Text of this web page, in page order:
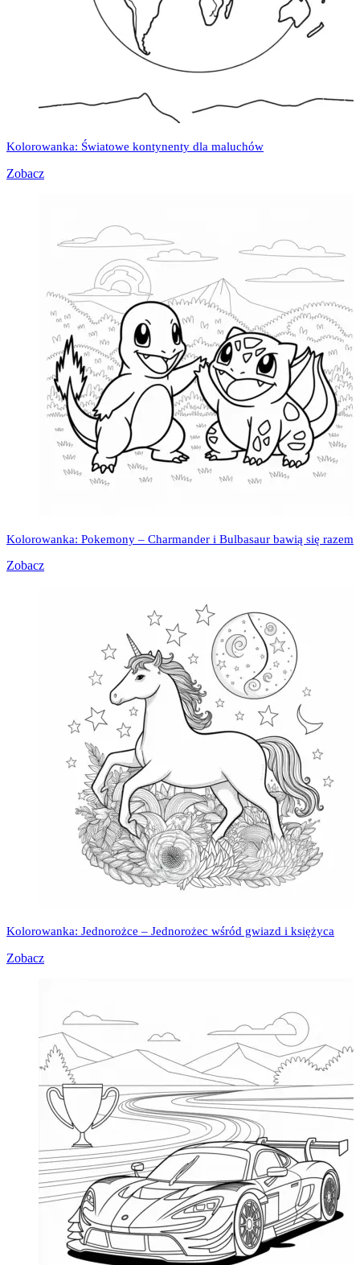
Kolorowanka: Światowe kontynenty dla maluchów
Zobacz
Kolorowanka: Pokemony – Charmander i Bulbasaur bawią się razem
Zobacz
Kolorowanka: Jednorożce – Jednorożec wśród gwiazd i księżyca
Zobacz